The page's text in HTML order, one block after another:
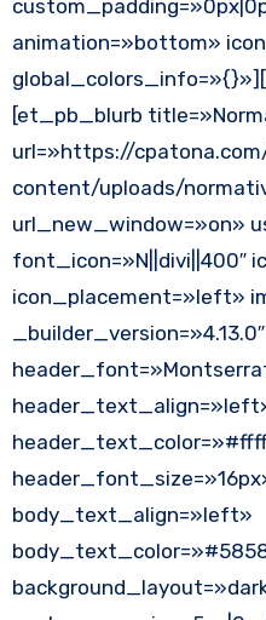
animation=»bottom»
[et_pb_blurb
url=»https://
content/uploads/
url_new_window=»on»
font_icon=»N||divi||400″
icon_placement=»left»
_builder_version=»4.13.0″
body_text_align=»left»